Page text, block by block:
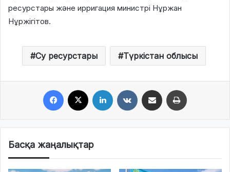
ресурстары және ирригация министрі Нұржан
Нұржігітов.
Су ресурстары Түркістан облысы
Басқа жаңалықтар